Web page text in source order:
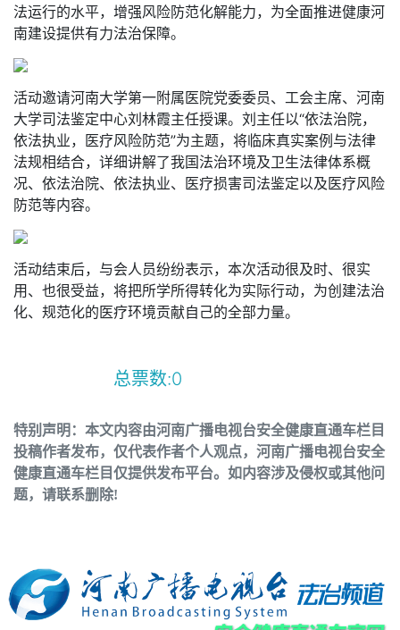
法运行的水平，增强风险防范化解能力，为全面推进健康河
南建设提供有力法治保障。
活动邀请河南大学第一附属医院党委委员、工会主席、河南
大学司法鉴定中心刘林霞主任授课。刘主任以“依法治院，
依法执业，医疗风险防范”为主题，将临床真实案例与法律
法规相结合，详细讲解了我国法治环境及卫生法律体系概
况、依法治院、依法执业、医疗损害司法鉴定以及医疗风险
防范等内容。
活动结束后，与会人员纷纷表示，本次活动很及时、很实
用、也很受益，将把所学所得转化为实际行动，为创建法治
化、规范化的医疗环境贡献自己的全部力量。
总票数:0
特别声明：本文内容由河南广播电视台安全健康直通车栏目
投稿作者发布，仅代表作者个人观点，河南广播电视台安全
健康直通车栏目仅提供发布平台。如内容涉及侵权或其他问
题，请联系删除!